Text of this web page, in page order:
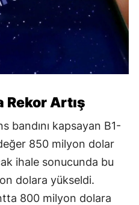
Rekor Artış
bandını kapsayan B1-
850 milyon dolar
ihale sonucunda bu
dolara yükseldi.
800 milyon dolara